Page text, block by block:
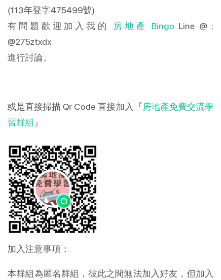
(113年登字475499號)
有問題歡迎加入我的
房地產 Bingo Line @ :
@275ztxdx
進行討論。
或是直接掃描 Qr Code 直接加入『房地產免費交流學
習群組 』
加入注意事項：
本群組為匿名群組，彼此之間無法加入好友，但加入